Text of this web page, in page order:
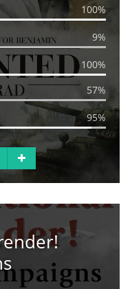
100%
9%
100%
57%
95%